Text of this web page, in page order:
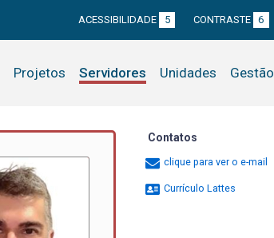
ACESSIBILIDADE 5 CONTRASTE 6
Projetos Servidores Unidades Gestão
Contatos
clique para ver o e-mail
Currículo Lattes